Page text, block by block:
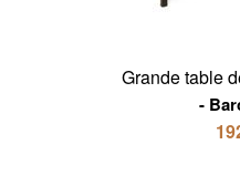
Grande table